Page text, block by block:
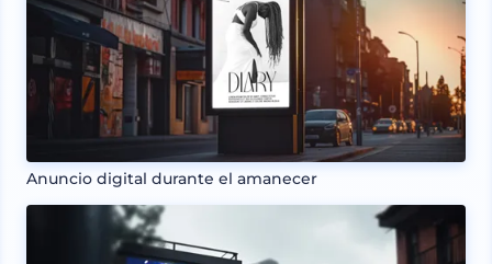
Anuncio digital durante el amanecer